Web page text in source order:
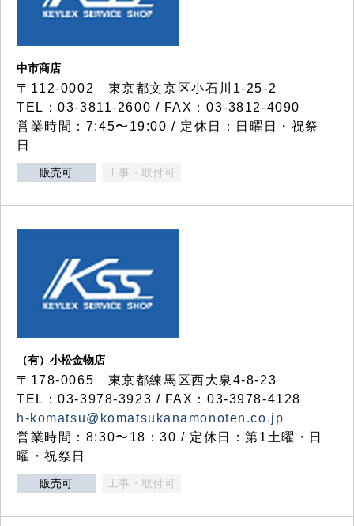
中市商店
〒112-0002 東京都文京区小石川1-25-2
TEL：03-3811-2600 / FAX：03-3812-4090
営業時間：7:45〜19:00 / 定休日：日曜日・祝祭
日
販売可 工事・取付可
（有）小松金物店
〒178-0065 東京都練馬区西大泉4-8-23
TEL：03-3978-3923 / FAX：03-3978-4128
h-komatsu@komatsukanamonoten.co.jp
営業時間：8:30〜18：30 / 定休日：第1土曜・日
曜・祝祭日
販売可 工事・取付可